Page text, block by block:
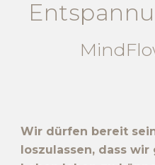
Wir dürfen bereit
loszulassen, dass